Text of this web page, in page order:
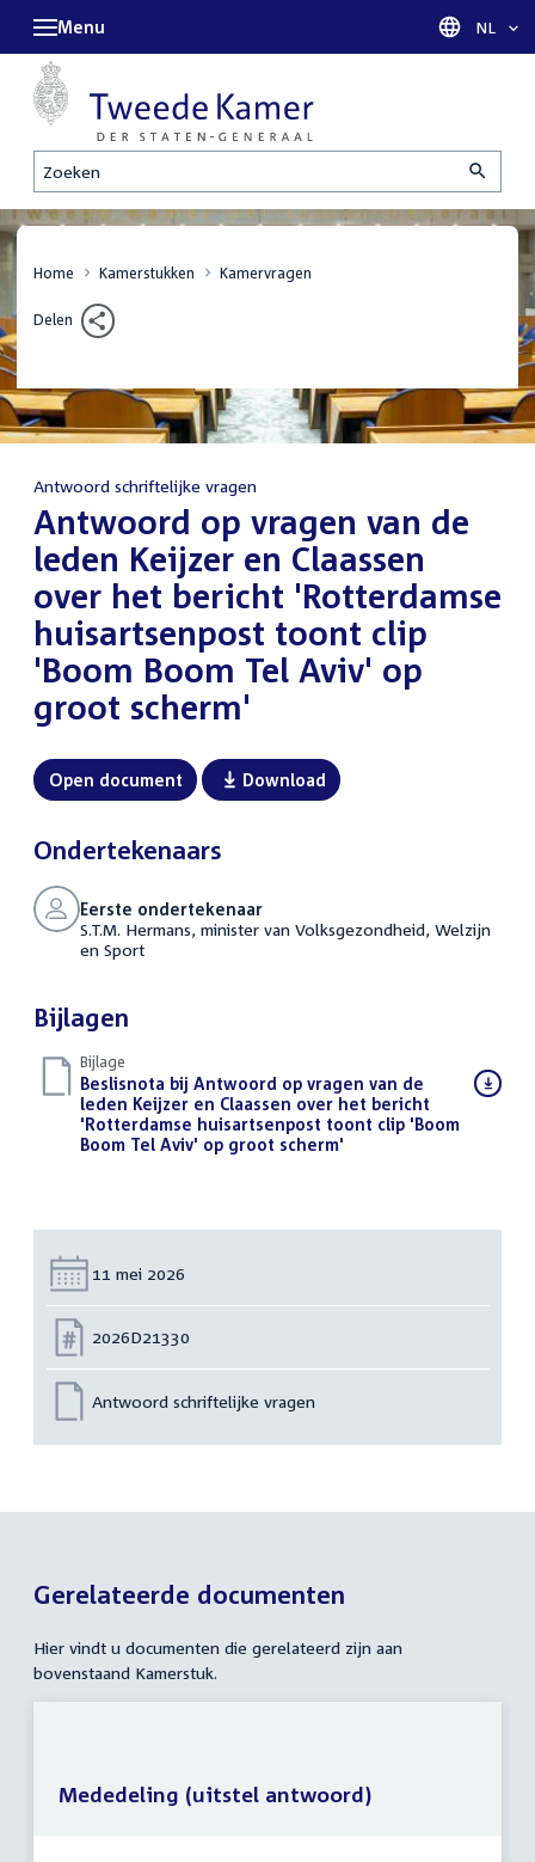
Zoeken
Menu Taal
NL
Home Kamerstukken Kamervragen
Delen
Antwoord schriftelijke vragen
Antwoord op vragen van de
leden Keijzer en Claassen
over het bericht 'Rotterdamse
huisartsenpost toont clip
'Boom Boom Tel Aviv' op
groot scherm'
Open document Download
Ondertekenaars
Eerste ondertekenaar
S.T.M. Hermans, minister van Volksgezondheid, Welzijn
en Sport
Bijlagen
Bijlage
Download
bestand:
Beslisnota bij Antwoord op vragen van de
leden Keijzer en Claassen over het bericht
'Rotterdamse huisartsenpost toont clip 'Boom
Boom Tel Aviv' op groot scherm'
Datum:
11 mei 2026
Nummer:
2026D21330
Antwoord schriftelijke vragen
Gerelateerde documenten
Hier vindt u documenten die gerelateerd zijn aan
bovenstaand Kamerstuk.
Mededeling (uitstel antwoord)